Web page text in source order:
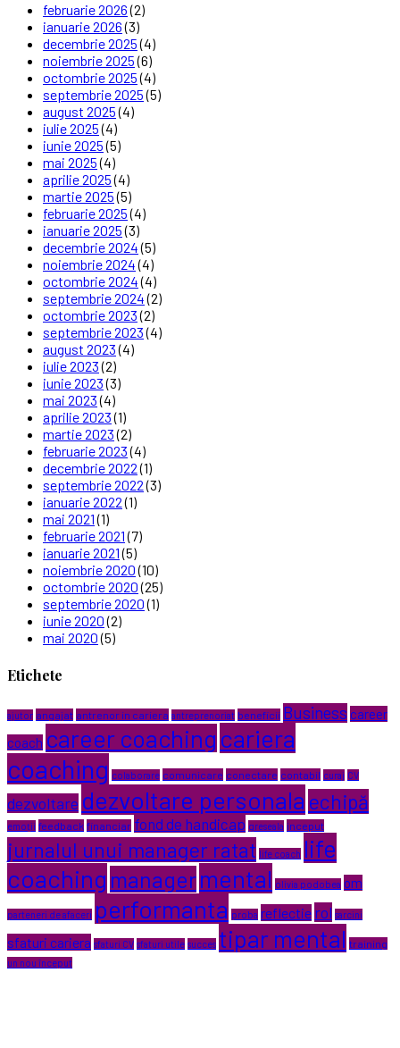
februarie 2026(2)
ianuarie 2026(3)
decembrie 2025(4)
noiembrie 2025(6)
octombrie 2025(4)
septembrie 2025(5)
august 2025(4)
iulie 2025(4)
iunie 2025(5)
mai 2025(4)
aprilie 2025(4)
martie 2025(5)
februarie 2025(4)
ianuarie 2025(3)
decembrie 2024(5)
noiembrie 2024(4)
octombrie 2024(4)
septembrie 2024(2)
octombrie 2023(2)
septembrie 2023(4)
august 2023(4)
iulie 2023(2)
iunie 2023(3)
mai 2023(4)
aprilie 2023(1)
martie 2023(2)
februarie 2023(4)
decembrie 2022(1)
septembrie 2022(3)
ianuarie 2022(1)
mai 2021(1)
februarie 2021(7)
ianuarie 2021(5)
noiembrie 2020(10)
octombrie 2020(25)
septembrie 2020(1)
iunie 2020(2)
mai 2020(5)
Etichete
ajutor angajat antrenor in cariera antreprenoriat beneficii Business career
coach career coaching cariera
coaching colaborare comunicare conectare contabil curaj CV
dezvoltare dezvoltare personala echipă
emoții feedback financiar fond de handicap greseala inceput
jurnalul unui manager ratat life coach life
coaching managermental olivia podobea om
parteneri de afaceri performanta proba reflectie rol sarcini
sfaturi cariera sfaturi CV sfaturi utile succes tipar mental training
un nou început